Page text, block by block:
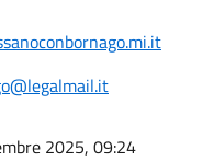
2025, 09:24